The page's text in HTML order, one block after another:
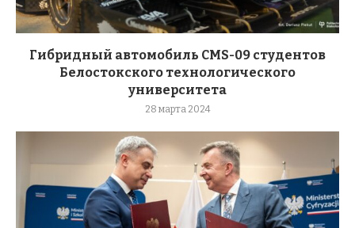
Гибридный автомобиль CMS-09 студентов
Белостокского технологического
университета
28 марта 2024